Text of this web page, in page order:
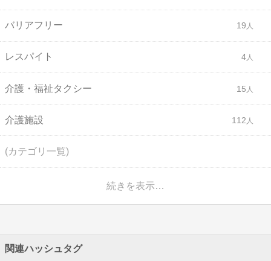
バリアフリー 19
レスパイト 4
介護・福祉タクシー 15
介護施設 112
(カテゴリ一覧)
続きを表示…
関連ハッシュタグ